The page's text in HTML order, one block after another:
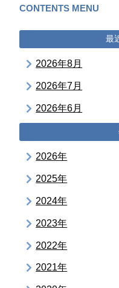
CONTENTS MENU
最
2026年8月
2026年7月
2026年6月
2026年
2025年
2024年
2023年
2022年
2021年